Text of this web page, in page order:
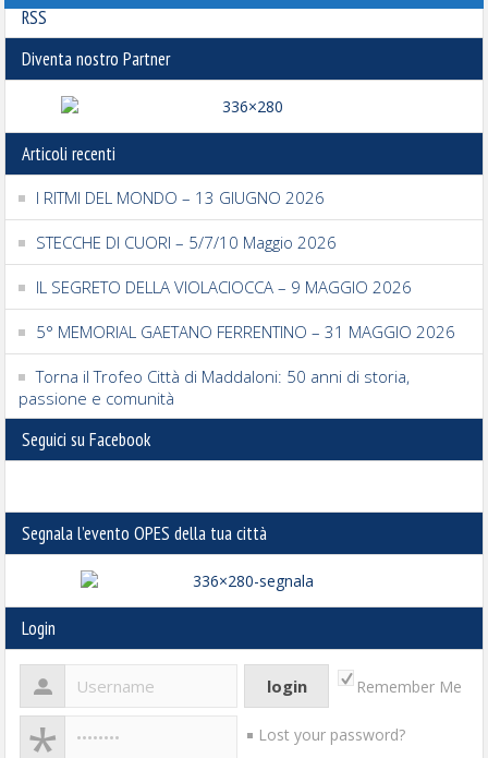
Diventa nostro Partner
Articoli recenti
I RITMI DEL MONDO – 13 GIUGNO 2026
STECCHE DI CUORI – 5/7/10 Maggio 2026
IL SEGRETO DELLA VIOLACIOCCA – 9 MAGGIO 2026
5° MEMORIAL GAETANO FERRENTINO – 31 MAGGIO 2026
Torna il Trofeo Città di Maddaloni: 50 anni di storia,
passione e comunità
Seguici su Facebook
Segnala l’evento OPES della tua città
Login
Remember Me
Lost your password?